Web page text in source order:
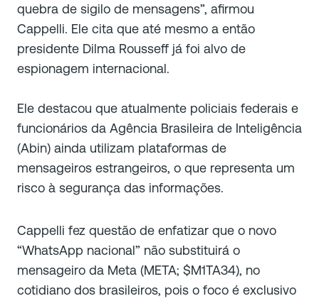
quebra de sigilo de mensagens”, afirmou
Cappelli. Ele cita que até mesmo a então
presidente Dilma Rousseff já foi alvo de
espionagem internacional.
Ele destacou que atualmente policiais federais e
funcionários da Agência Brasileira de Inteligência
(Abin) ainda utilizam plataformas de
mensageiros estrangeiros, o que representa um
risco à segurança das informações.
Cappelli fez questão de enfatizar que o novo
“WhatsApp nacional” não substituirá o
mensageiro da Meta (META; $M1TA34), no
cotidiano dos brasileiros, pois o foco é exclusivo